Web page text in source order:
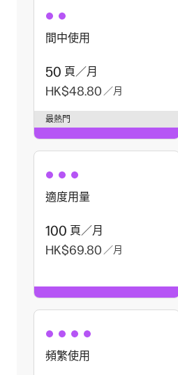
間中使用
50 頁／月
HK$48.80 ／月
最熱門
適度用量
100 頁／月
HK$69.80 ／月
頻繁使用